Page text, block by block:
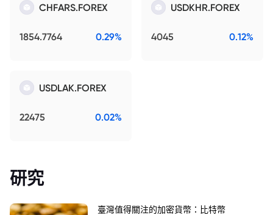
CHFARS.FOREX
1854.7764 0.29%
USDKHR.FOREX
4045 0.12%
USDLAK.FOREX
22475 0.02%
研究
臺灣值得關注的加密貨幣：比特幣